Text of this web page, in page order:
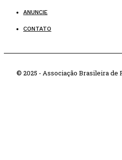
ANUNCIE
CONTATO
© 2025 - Associação Brasileira de